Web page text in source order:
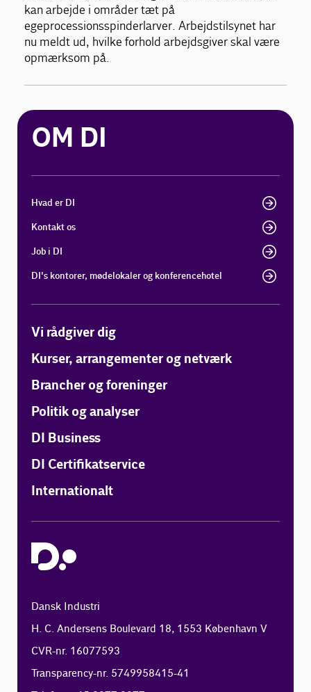
kan arbejde i områder tæt på
egeprocessionsspinderlarver. Arbejdstilsynet har
nu meldt ud, hvilke forhold arbejdsgiver skal være
opmærksom på.
OM DI
Hvad er DI
Kontakt os
Job i DI
DI's kontorer, mødelokaler og konferencehotel
Vi rådgiver dig
Kurser, arrangementer og netværk
Brancher og foreninger
Politik og analyser
DI Business
DI Certifikatservice
Internationalt
Dansk Industri
H. C. Andersens Boulevard 18, 1553 København V
CVR-nr. 16077593
Transparency-nr. 5749958415-41